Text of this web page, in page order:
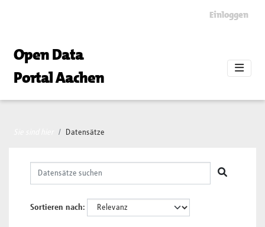
Einloggen
Open Data
Portal Aachen
Datensätze
Sortieren nach